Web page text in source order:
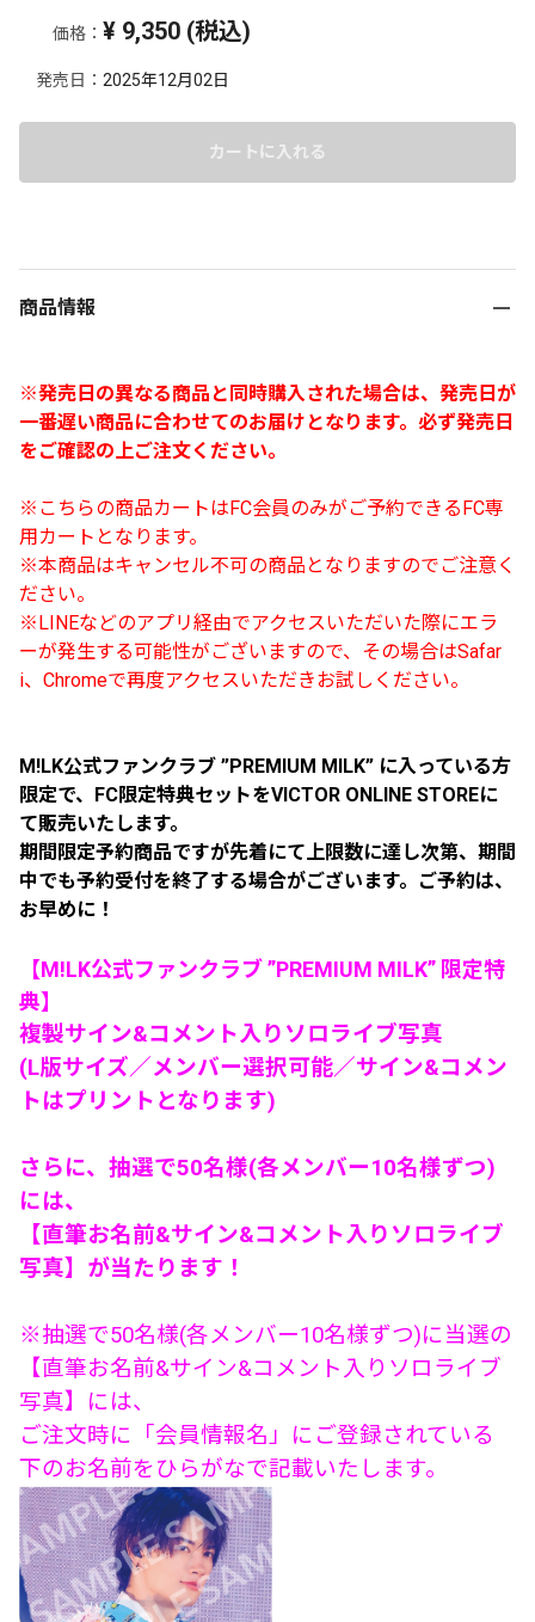
価格： ¥ 9,350 (税込)
発売日： 2025年12月02日
カートに入れる
商品情報
※発売日の異なる商品と同時購入された場合は、発売日が
一番遅い商品に合わせてのお届けとなります。必ず発売日
をご確認の上ご注文ください。
※こちらの商品カートはFC会員のみがご予約できるFC専
用カートとなります。
※本商品はキャンセル不可の商品となりますのでご注意く
ださい。
※LINEなどのアプリ経由でアクセスいただいた際にエラ
ーが発生する可能性がございますので、 その場合はSafar
i、Chromeで再度アクセスいただきお試しください。
M!LK公式ファンクラブ ”PREMIUM MILK” に入っている方
限定で、FC限定特典セットをVICTOR ONLINE STOREに
て販売いたします。
期間限定予約商品ですが先着にて上限数に達し次第、期間
中でも予約受付を終了する場合がございます。ご予約は、
お早めに！
【M!LK公式ファンクラブ ”PREMIUM MILK” 限定特
典】
複製サイン&コメント入りソロライブ写真
(L版サイズ／メンバー選択可能／サイン&コメン
トはプリントとなります)
さらに、抽選で50名様(各メンバー10名様ずつ)
には、
【直筆お名前&サイン&コメント入りソロライブ
写真】が当たります！
※抽選で50名様(各メンバー10名様ずつ)に当選の
【直筆お名前&サイン&コメント入りソロライブ
写真】には、
ご注文時に「会員情報名」にご登録されている
下のお名前をひらがなで記載いたします。